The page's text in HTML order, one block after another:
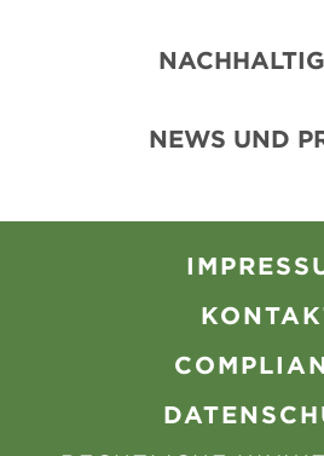
NEWS UND